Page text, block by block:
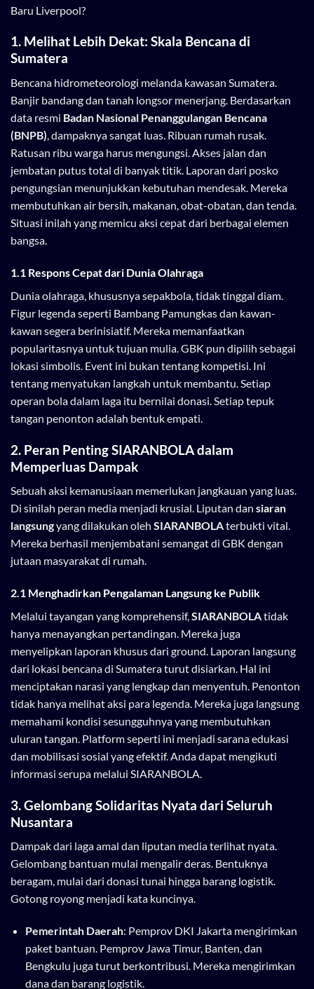
Baru Liverpool?
1. Melihat Lebih Dekat: Skala Bencana di
Sumatera
Bencana hidrometeorologi melanda kawasan Sumatera.
Banjir bandang dan tanah longsor menerjang. Berdasarkan
data resmi Badan Nasional Penanggulangan Bencana
(BNPB), dampaknya sangat luas. Ribuan rumah rusak.
Ratusan ribu warga harus mengungsi. Akses jalan dan
jembatan putus total di banyak titik. Laporan dari posko
pengungsian menunjukkan kebutuhan mendesak. Mereka
membutuhkan air bersih, makanan, obat-obatan, dan tenda.
Situasi inilah yang memicu aksi cepat dari berbagai elemen
bangsa.
1.1 Respons Cepat dari Dunia Olahraga
Dunia olahraga, khususnya sepakbola, tidak tinggal diam.
Figur legenda seperti Bambang Pamungkas dan kawan-
kawan segera berinisiatif. Mereka memanfaatkan
popularitasnya untuk tujuan mulia. GBK pun dipilih sebagai
lokasi simbolis. Event ini bukan tentang kompetisi. Ini
tentang menyatukan langkah untuk membantu. Setiap
operan bola dalam laga itu bernilai donasi. Setiap tepuk
tangan penonton adalah bentuk empati.
2. Peran Penting SIARANBOLA dalam
Memperluas Dampak
Sebuah aksi kemanusiaan memerlukan jangkauan yang luas.
Di sinilah peran media menjadi krusial. Liputan dan siaran
langsungyang dilakukan oleh SIARANBOLAterbukti vital.
Mereka berhasil menjembatani semangat di GBK dengan
jutaan masyarakat di rumah.
2.1 Menghadirkan Pengalaman Langsung ke Publik
Melalui tayangan yang komprehensif,SIARANBOLAtidak
hanya menayangkan pertandingan. Mereka juga
menyelipkan laporan khusus dari ground. Laporan langsung
dari lokasi bencana di Sumatera turut disiarkan. Hal ini
menciptakan narasi yang lengkap dan menyentuh. Penonton
tidak hanya melihat aksi para legenda. Mereka juga langsung
memahami kondisi sesungguhnya yang membutuhkan
uluran tangan. Platform seperti ini menjadi sarana edukasi
dan mobilisasi sosial yang efektif. Anda dapat mengikuti
informasi serupa melalui SIARANBOLA.
3. Gelombang Solidaritas Nyata dari Seluruh
Nusantara
Dampak dari laga amal dan liputan media terlihat nyata.
Gelombang bantuan mulai mengalir deras. Bentuknya
beragam, mulai dari donasi tunai hingga barang logistik.
Gotong royong menjadi kata kuncinya.
Pemerintah Daerah: Pemprov DKI Jakarta mengirimkan
paket bantuan. Pemprov Jawa Timur, Banten, dan
Bengkulu juga turut berkontribusi. Mereka mengirimkan
dana dan barang logistik.